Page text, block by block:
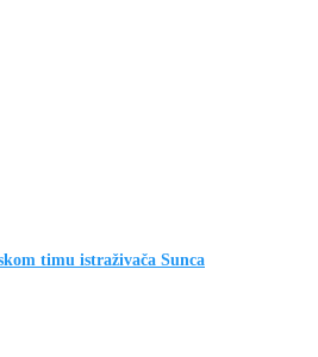
timu istraživača Sunca